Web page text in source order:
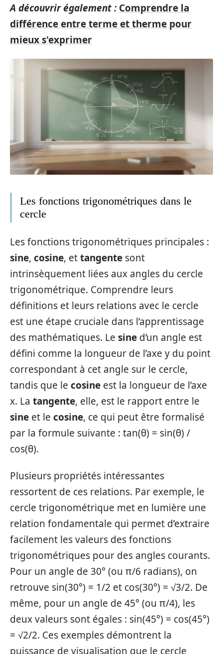
A découvrir également : Comprendre la
différence entre terme et therme pour
mieux s'exprimer
Les fonctions trigonométriques dans le
cercle
Les fonctions trigonométriques principales :
sine, cosine, ettangente sont
intrinsèquement liées aux angles du cercle
trigonométrique. Comprendre leurs
définitions et leurs relations avec le cercle
est une étape cruciale dans l’apprentissage
des mathématiques. Le sine d’un angle est
défini comme la longueur de l’axe y du point
correspondant à cet angle sur le cercle,
tandis que le cosine est la longueur de l’axe
x. La tangente, elle, est le rapport entre le
sine et le cosine, ce qui peut être formalisé
par la formule suivante : tan(θ) = sin(θ) /
cos(θ).
Plusieurs propriétés intéressantes
ressortent de ces relations. Par exemple, le
cercle trigonométrique met en lumière une
relation fondamentale qui permet d’extraire
facilement les valeurs des fonctions
trigonométriques pour des angles courants.
Pour un angle de 30° (ou π/6 radians), on
retrouve sin(30°) = 1/2 et cos(30°) = √3/2. De
même, pour un angle de 45° (ou π/4), les
deux valeurs sont égales : sin(45°) = cos(45°)
= √2/2. Ces exemples démontrent la
puissance de visualisation que le cercle